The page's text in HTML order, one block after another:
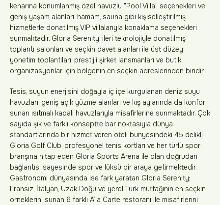
kenarına konumlanmış özel havuzlu "Pool Villa" seçenekleri ve
geniş yaşam alanları, hamam, sauna gibi kişiselleştirilmiş
hizmetlerle donatılmış VIP villalarıyla konaklama seçenekleri
sunmaktadır. Gloria Serenity, ileri teknolojiyle donatılmış
toplantı salonları ve seçkin davet alanları ile üst düzey
yönetim toplantıları, prestijli şirket lansmanları ve butik
organizasyonlar için bölgenin en seçkin adreslerinden biridir.
Tesis, suyun enerjisini doğayla iç içe kurgulanan deniz suyu
havuzları, geniş açık yüzme alanları ve kış aylarında da konfor
sunan ısıtmalı kapalı havuzlarıyla misafirlerine sunmaktadır. Çok
sayıda şık ve farklı konseptte bar noktasıyla dünya
standartlarında bir hizmet veren otel; bünyesindeki 45 delikli
Gloria Golf Club, profesyonel tenis kortları ve her türlü spor
branşına hitap eden Gloria Sports Arena ile olan doğrudan
bağlantısı sayesinde spor ve lüksü bir araya getirmektedir.
Gastronomi dünyasında ise fark yaratan Gloria Serenity;
Fransız, İtalyan, Uzak Doğu ve yerel Türk mutfağının en seçkin
örneklerini sunan 6 farklı A’la Carte restoranı ile misafirlerini